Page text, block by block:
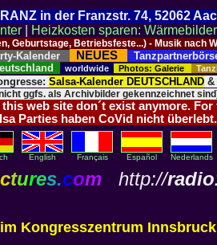
in der Franzstr. 74, 52062
Heizkosten sparen:
Geburtstage, Betriebsfeste...) - Musik nach
Kalender NEUES
worldwide Photos: Galerie
Salsa-Kalender DEUTSCHLAND &
ggfs. als Archivbilder gekennzeichnet
web site don´t exist anymore.
Parties haben CoVid nicht
English Français Español Nederlands
ctures.com http://
Kongresszentrum Innsbruck